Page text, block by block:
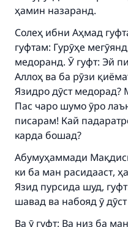
ҳамин назаранд.
Солеҳ ибни Аҳмад
гуфтам: Гурӯҳе
медоранд. Ӯ гуфт: Эй
Аллоҳ ва ба рӯзи
Язидро дӯст медорад?
Пас чаро шумо ӯро
писарам! Кай
карда бошад?
Абумуҳаммади
ки ба ман расидааст,
Язид пурсида шуд,
шавад ва набояд ӯ
Ва ӯ гуфт: Ва низ ба